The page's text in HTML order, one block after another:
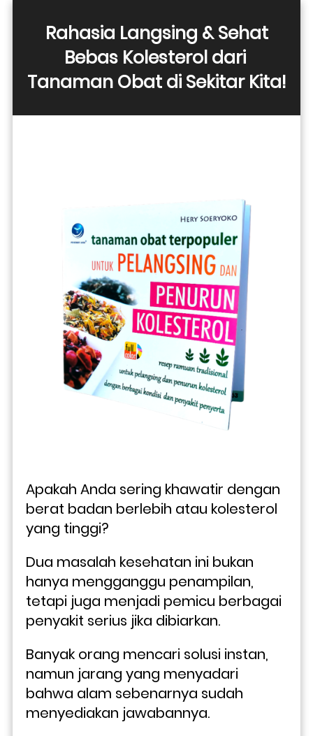
Bebas Kolesterol dari
Tanaman Obat di Sekitar Kita!
Apakah Anda sering khawatir dengan
berat badan berlebih atau kolesterol
yang tinggi?
Dua masalah kesehatan ini bukan
hanya mengganggu penampilan,
tetapi juga menjadi pemicu berbagai
penyakit serius jika dibiarkan.
Banyak orang mencari solusi instan,
namun jarang yang menyadari
bahwa alam sebenarnya sudah
menyediakan jawabannya.